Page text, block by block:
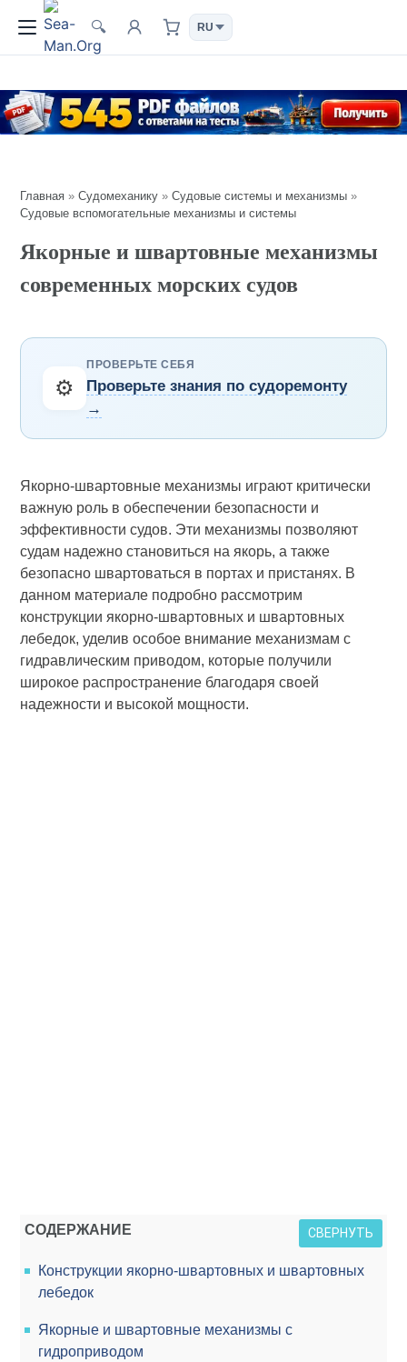
🔍
Главная »Судомеханику »Судовые системы и механизмы »
Судовые вспомогательные механизмы и системы
Якорные и швартовные механизмы
современных морских судов
⚙️
ПРОВЕРЬТЕ СЕБЯ
Проверьте знания по судоремонту
→
Якорно-швартовные механизмы играют критически
важную роль в обеспечении безопасности и
эффективности судов. Эти механизмы позволяют
судам надежно становиться на якорь, а также
безопасно швартоваться в портах и пристанях. В
данном материале подробно рассмотрим
конструкции якорно-швартовных и швартовных
лебедок, уделив особое внимание механизмам с
гидравлическим приводом, которые получили
широкое распространение благодаря своей
надежности и высокой мощности.
СОДЕРЖАНИЕ СВЕРНУТЬ
Конструкции якорно-швартовных и швартовных
лебедок
Якорные и швартовные механизмы с
гидроприводом